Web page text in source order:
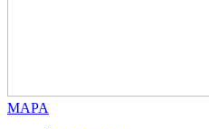
MAPA